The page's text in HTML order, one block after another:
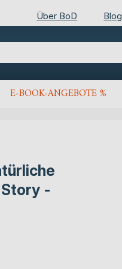
Über BoD Blog
E-BOOK-ANGEBOTE %
-